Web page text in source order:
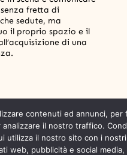
fretta di
sedute, ma
il proprio spazio e il
di una
contenuti ed annunci, per
il nostro traffico.
utilizza il nostro sito con i
web, pubblicità e social media,